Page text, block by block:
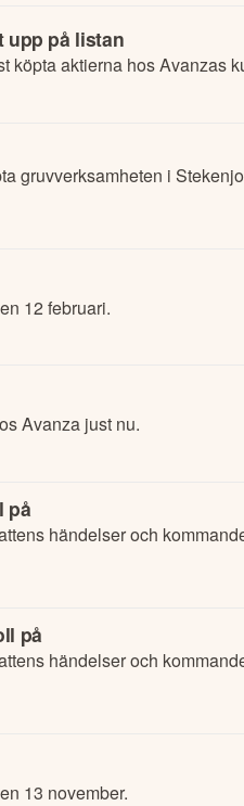
upp på listan
köpta aktierna hos Avanzas
gruvverksamheten i
12 februari.
Avanza just nu.
på
händelser och
på
händelser och
13 november.